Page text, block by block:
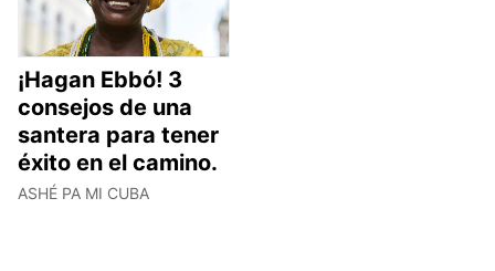
¡Hagan Ebbó! 3
consejos de una
santera para tener
éxito en el camino.
ASHÉ PA MI CUBA